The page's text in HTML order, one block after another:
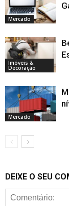
Mercado
Imóveis &
Decoração
Mercado
DEIXE O SEU